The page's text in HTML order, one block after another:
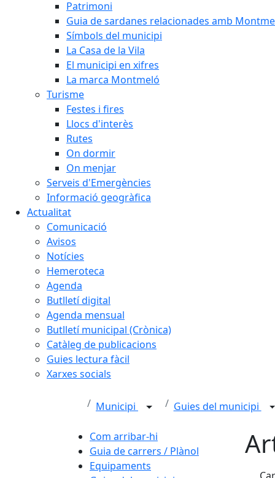
Patrimoni
Guia de sardanes relacionades amb
Símbols del municipi
La Casa de la Vila
El municipi en xifres
La marca Montmeló
Turisme
Festes i fires
Llocs d'interès
Rutes
On dormir
On menjar
Serveis d'Emergències
Informació geogràfica
Actualitat
Comunicació
Avisos
Notícies
Hemeroteca
Agenda
Butlletí digital
Agenda mensual
Butlletí municipal (Crònica)
Catàleg de publicacions
Guies lectura fàcil
Xarxes socials
Municipi Guies del municipi
Com arribar-hi
Guia de carrers / Plànol
Equipaments